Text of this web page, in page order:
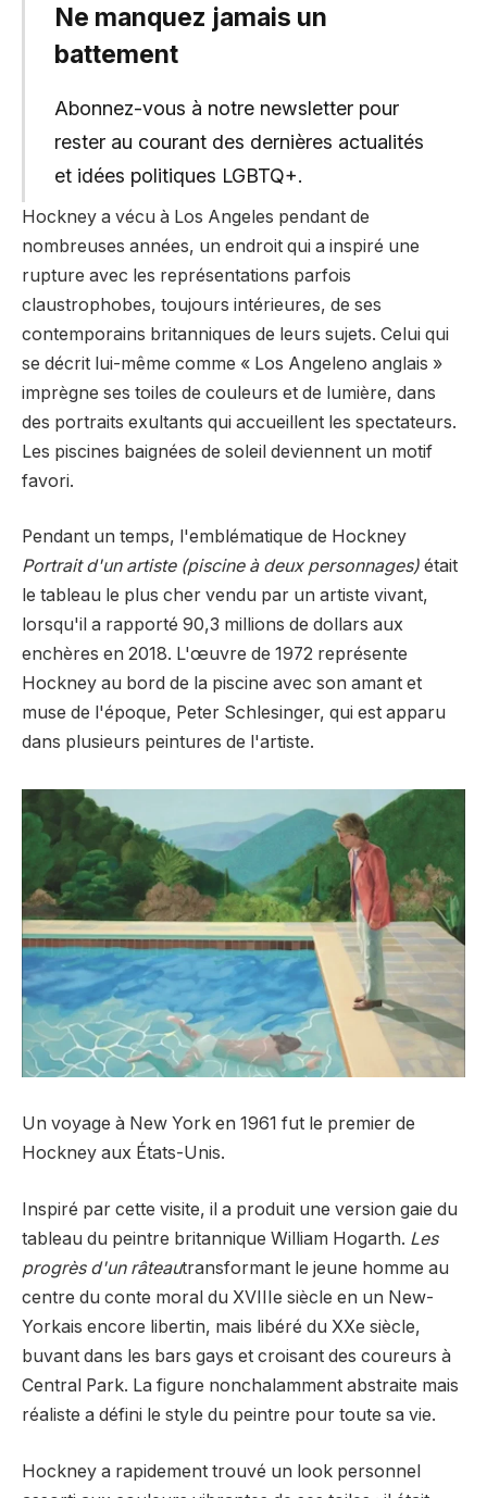
Ne manquez jamais un
battement
Abonnez-vous à notre newsletter pour
rester au courant des dernières actualités
et idées politiques LGBTQ+.
Hockney a vécu à Los Angeles pendant de
nombreuses années, un endroit qui a inspiré une
rupture avec les représentations parfois
claustrophobes, toujours intérieures, de ses
contemporains britanniques de leurs sujets. Celui qui
se décrit lui-même comme « Los Angeleno anglais »
imprègne ses toiles de couleurs et de lumière, dans
des portraits exultants qui accueillent les spectateurs.
Les piscines baignées de soleil deviennent un motif
favori.
Pendant un temps, l'emblématique de Hockney
Portrait d'un artiste (piscine à deux personnages) était
le tableau le plus cher vendu par un artiste vivant,
lorsqu'il a rapporté 90,3 millions de dollars aux
enchères en 2018. L'œuvre de 1972 représente
Hockney au bord de la piscine avec son amant et
muse de l'époque, Peter Schlesinger, qui est apparu
dans plusieurs peintures de l'artiste.
Un voyage à New York en 1961 fut le premier de
Hockney aux États-Unis.
Inspiré par cette visite, il a produit une version gaie du
tableau du peintre britannique William Hogarth. Les
progrès d'un râteautransformant le jeune homme au
centre du conte moral du XVIIIe siècle en un New-
Yorkais encore libertin, mais libéré du XXe siècle,
buvant dans les bars gays et croisant des coureurs à
Central Park. La figure nonchalamment abstraite mais
réaliste a défini le style du peintre pour toute sa vie.
Hockney a rapidement trouvé un look personnel